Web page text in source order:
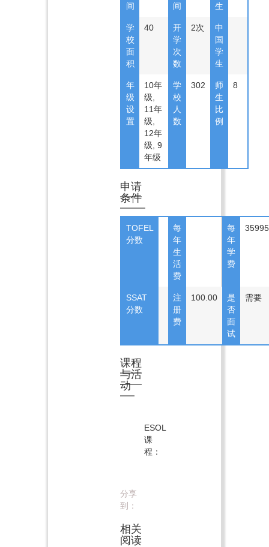
间
间
生
学
校
面
积
40
开
学
次
数
2次
中
国
学
生
年
级
设
置
10年
级,
11年
级,
12年
级, 9
年级
学
校
人
数
302
师
生
比
例
8
申请
条件
TOFEL
分数
每
年
生
活
费
每
年
学
费
SSAT
分数
注
册
费
100.00
是
否
面
试
需要
课程
与活
动
ESOL
课
程：
分享
到：
相关
阅读